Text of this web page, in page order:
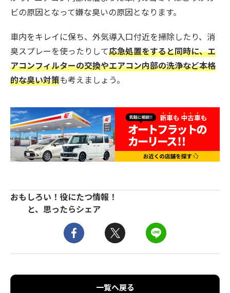
ビの原因となって嫌な臭いの原因となります。
車内をキレイに保ち、外気導入口付近を掃除したり、消
臭スプレーを使ったりして応急処置をすると同時に、エ
アコンフィルターの交換やエアコン内部の洗浄など本格
的な臭い対策も考えましょう。
おもしろい！役にたつ情報！
と、思ったらシェア
一覧へ戻る